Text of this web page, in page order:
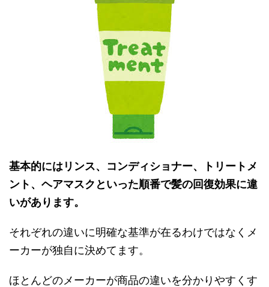
基本的にはリンス、コンディショナー、トリートメ
ント、ヘアマスクといった順番で髪の回復効果に違
いがあります。
それぞれの違いに明確な基準が在るわけではなくメ
ーカーが独自に決めてます。
ほとんどのメーカーが商品の違いを分かりやすくす